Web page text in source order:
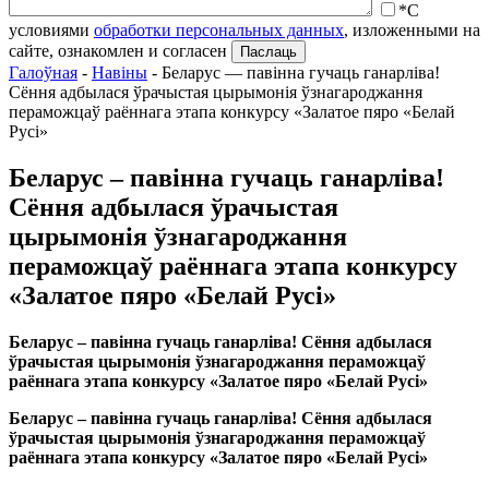
*С
условиями обработки персональных данных, изложенными на
сайте, ознакомлен и согласен
Галоўная - Навіны - Беларус — павінна гучаць ганарліва!
Сёння адбылася ўрачыстая цырымонія ўзнагароджання
пераможцаў раённага этапа конкурсу «Залатое пяро «Белай
Русі»
Беларус – павінна гучаць ганарліва!
Сёння адбылася ўрачыстая
цырымонія ўзнагароджання
пераможцаў раённага этапа конкурсу
«Залатое пяро «Белай Русі»
Беларус – павінна гучаць ганарліва! Сёння адбылася
ўрачыстая цырымонія ўзнагароджання пераможцаў
раённага этапа конкурсу «Залатое пяро «Белай Русі»
Беларус – павінна гучаць ганарліва! Сёння адбылася
ўрачыстая цырымонія ўзнагароджання пераможцаў
раённага этапа конкурсу «Залатое пяро «Белай Русі»